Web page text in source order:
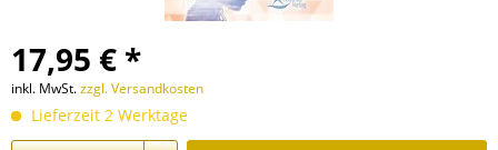
17,95 € *
inkl. MwSt.zzgl. Versandkosten
Lieferzeit 2 Werktage